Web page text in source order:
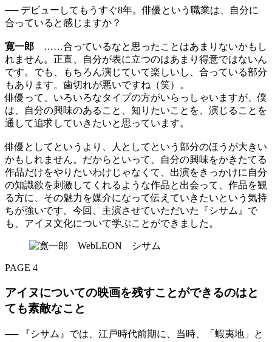
── デビューしてもうすぐ8年。俳優という職業は、自分に
合っていると感じますか？
寛一郎 ……合っているなと思ったことはあまりないかもし
れません。正直、自分が表に立つのはあまり得意ではないん
です。でも、もちろん演じていて楽しいし、合っている部分
もあります。歯切れが悪いですね（笑）。
俳優って、いろいろなタイプの方がいらっしゃいますが、僕
は、自分の興味のあること、知りたいことを、演じることを
通して追求していきたいと思っています。
俳優としてというより、人としてという部分のほうが大きい
かもしれません。だからといって、自分の興味をかきたてる
作品だけをやりたいわけじゃなくて、出演をきっかけに自分
の知識欲を刺激してくれるような作品と出会って、作品を観
る方に、その魅力を媒介になって伝えていきたいという気持
ちが強いです。今回、主演させていただいた『シサム』で
も、アイヌ文化について学ぶことができました。
PAGE 4
アイヌについての映画を残すことができるのはと
ても素敵なこと
── 『シサム』では、江戸時代前期に、当時、「蝦夷地」と